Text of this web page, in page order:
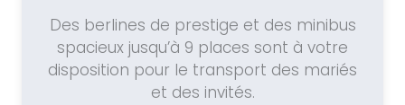
Des berlines de prestige et des minibus
spacieux jusqu’à 9 places sont à votre
disposition pour le transport des mariés
et des invités.